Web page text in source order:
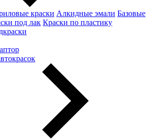
краски Алкидные эмали Базовые
под лак Краски по пластику